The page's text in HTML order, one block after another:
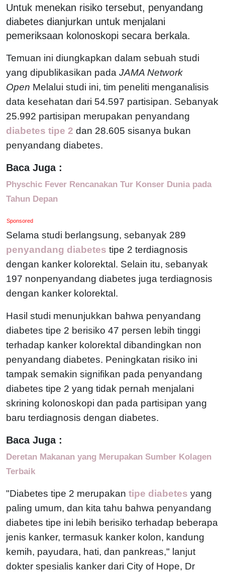
Untuk menekan risiko tersebut, penyandang
diabetes dianjurkan untuk menjalani
pemeriksaan kolonoskopi secara berkala.
Temuan ini diungkapkan dalam sebuah studi
yang dipublikasikan pada JAMA Network
Open Melalui studi ini, tim peneliti menganalisis
data kesehatan dari 54.597 partisipan. Sebanyak
25.992 partisipan merupakan penyandang
diabetes tipe 2 dan 28.605 sisanya bukan
penyandang diabetes.
Baca Juga :
Physchic Fever Rencanakan Tur Konser Dunia pada
Tahun Depan
Sponsored
Selama studi berlangsung, sebanyak 289
penyandang diabetes tipe 2 terdiagnosis
dengan kanker kolorektal. Selain itu, sebanyak
197 nonpenyandang diabetes juga terdiagnosis
dengan kanker kolorektal.
Hasil studi menunjukkan bahwa penyandang
diabetes tipe 2 berisiko 47 persen lebih tinggi
terhadap kanker kolorektal dibandingkan non
penyandang diabetes. Peningkatan risiko ini
tampak semakin signifikan pada penyandang
diabetes tipe 2 yang tidak pernah menjalani
skrining kolonoskopi dan pada partisipan yang
baru terdiagnosis dengan diabetes.
Baca Juga :
Deretan Makanan yang Merupakan Sumber Kolagen
Terbaik
"Diabetes tipe 2 merupakan tipe diabetes yang
paling umum, dan kita tahu bahwa penyandang
diabetes tipe ini lebih berisiko terhadap beberapa
jenis kanker, termasuk kanker kolon, kandung
kemih, payudara, hati, dan pankreas," lanjut
dokter spesialis kanker dari City of Hope, Dr